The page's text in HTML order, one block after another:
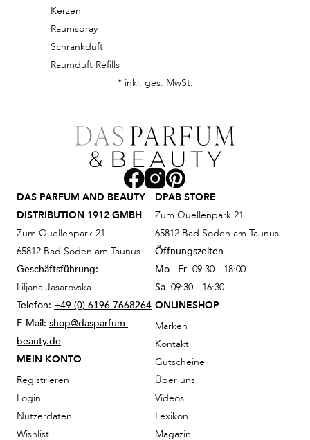
Kerzen
Raumspray
Schrankduft
Raumduft Refills
* inkl. ges. MwSt.
DAS PARFUM AND BEAUTY
DISTRIBUTION 1912 GMBH
Zum Quellenpark 21
65812 Bad Soden am Taunus
Geschäftsführung:
Liljana Jasarovska
Telefon: +49 (0) 6196 7668264
E-Mail: shop@dasparfum-
beauty.de
MEIN KONTO
Registrieren
Login
Nutzerdaten
Wishlist
DPAB STORE
Zum Quellenpark 21
65812 Bad Soden am Taunus
Öffnungszeiten
Mo - Fr 09:30 - 18:00
Sa 09:30 - 16:30
ONLINESHOP
Marken
Kontakt
Gutscheine
Über uns
Videos
Lexikon
Magazin